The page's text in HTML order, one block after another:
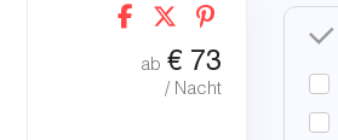
ab € 73
/ Nacht